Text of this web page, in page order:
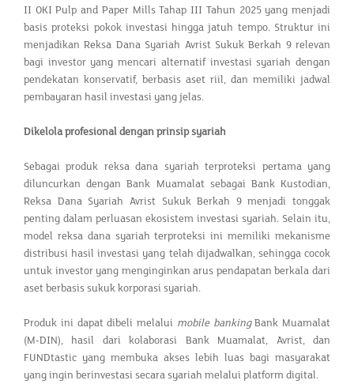
II OKI Pulp and Paper Mills Tahap III Tahun 2025 yang menjadi
basis proteksi pokok investasi hingga jatuh tempo. Struktur ini
menjadikan Reksa Dana Syariah Avrist Sukuk Berkah 9 relevan
bagi investor yang mencari alternatif investasi syariah dengan
pendekatan konservatif, berbasis aset riil, dan memiliki jadwal
pembayaran hasil investasi yang jelas.
Dikelola profesional dengan prinsip syariah
Sebagai produk reksa dana syariah terproteksi pertama yang
diluncurkan dengan Bank Muamalat sebagai Bank Kustodian,
Reksa Dana Syariah Avrist Sukuk Berkah 9 menjadi tonggak
penting dalam perluasan ekosistem investasi syariah. Selain itu,
model reksa dana syariah terproteksi ini memiliki mekanisme
distribusi hasil investasi yang telah dijadwalkan, sehingga cocok
untuk investor yang menginginkan arus pendapatan berkala dari
aset berbasis sukuk korporasi syariah.
Produk ini dapat dibeli melalui mobile bankingBank Muamalat
(M-DIN), hasil dari kolaborasi Bank Muamalat, Avrist, dan
FUNDtastic yang membuka akses lebih luas bagi masyarakat
yang ingin berinvestasi secara syariah melalui platform digital.